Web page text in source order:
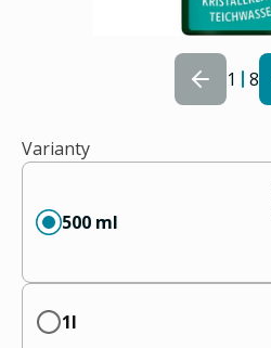
1 8
Varianty
500 ml
1l